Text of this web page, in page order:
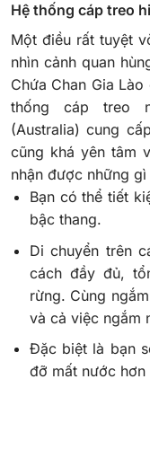
Hệ thống cáp treo
Một điều rất tuyệt
nhìn cảnh quan
Chứa Chan Gia
thống cáp treo
(Australia) cung
cũng khá yên tâm
nhận được những
Bạn có thể tiết
bậc thang.
Di chuyển trên
cách đầy đủ,
rừng. Cùng
và cả việc ngắm
Đặc biệt là bạn
đỡ mất nước